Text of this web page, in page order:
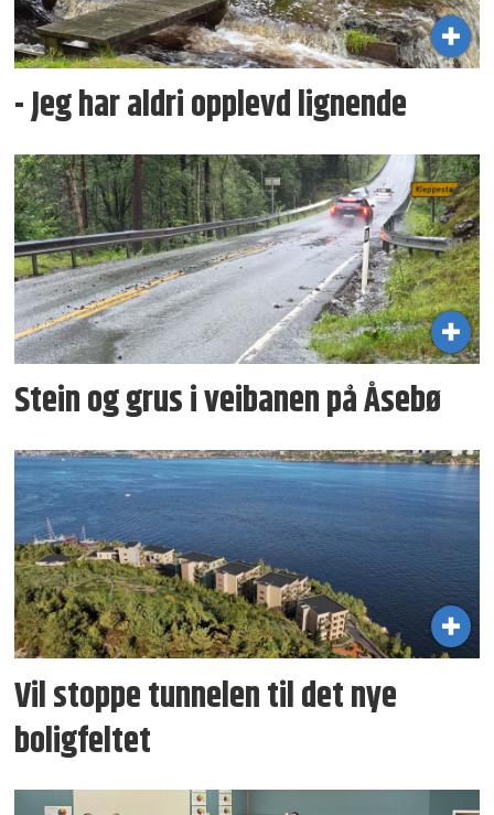
- Jeg har aldri opplevd lignende
Stein og grus i veibanen på Åsebø
Vil stoppe tunnelen til det nye
boligfeltet